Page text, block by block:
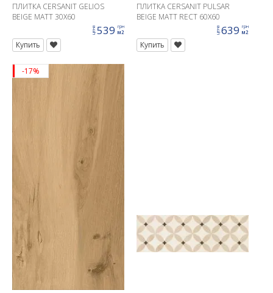
ПЛИТКА CERSANIT GELIOS
BEIGE MATT 30X60
цена 539 грн
м2
Купить
ПЛИТКА CERSANIT PULSAR
BEIGE MATT RECT 60X60
цена 639 грн
м2
Купить
-17%